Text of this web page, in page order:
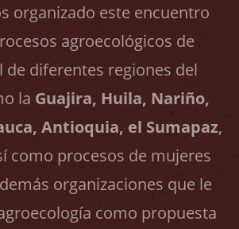
organizado este encuentro
agroecológicos de
diferentes regiones del
la Guajira, Huila, Nariño,
Antioquia, el Sumapaz,
como procesos de mujeres
organizaciones que le
como propuesta